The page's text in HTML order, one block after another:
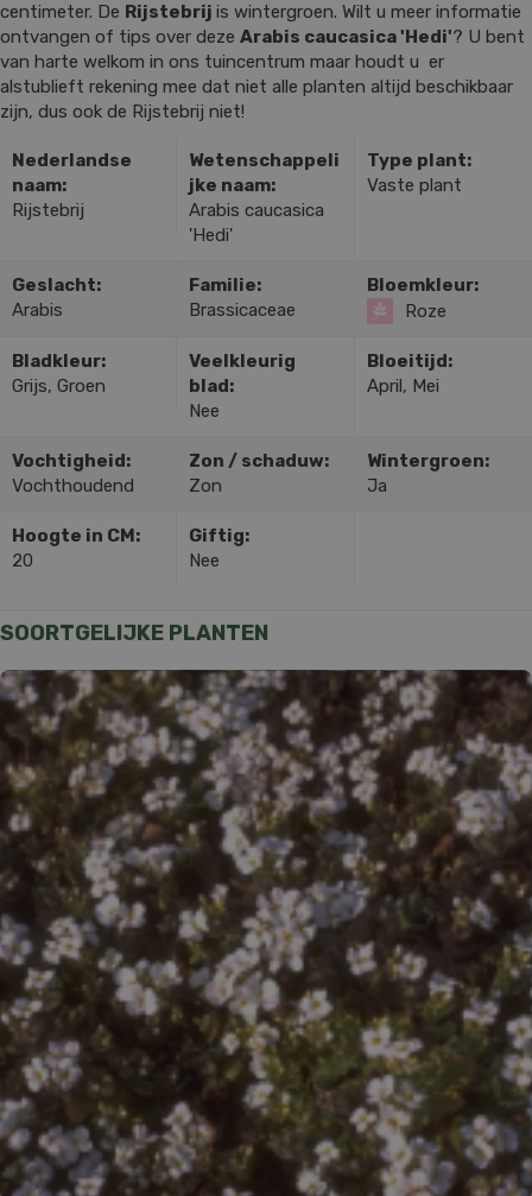
centimeter. De Rijstebrij is wintergroen. Wilt u meer informatie
ontvangen of tips over deze Arabis caucasica 'Hedi'? U bent
van harte welkom in ons tuincentrum maar houdt u er
alstublieft rekening mee dat niet alle planten altijd beschikbaar
zijn, dus ook de Rijstebrij niet!
Nederlandse
naam:
Rijstebrij
Wetenschappeli
jke naam:
Arabis caucasica
'Hedi'
Type plant:
Vaste plant
Geslacht:
Arabis
Familie:
Brassicaceae
Bloemkleur:
Roze
Bladkleur:
Grijs, Groen
Veelkleurig
blad:
Nee
Bloeitijd:
April, Mei
Vochtigheid:
Vochthoudend
Zon / schaduw:
Zon
Wintergroen:
Ja
Hoogte in CM:
20
Giftig:
Nee
SOORTGELIJKE PLANTEN